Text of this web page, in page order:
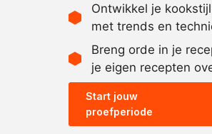
Ontwikkel je
met trends en
Breng orde in je
je eigen recepten
Start jouw
proefperiode